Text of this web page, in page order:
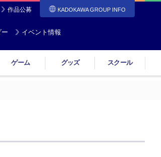
作品公募 KADOKAWA GROUP INFO
イベント情報
ゲーム グッズ スクール